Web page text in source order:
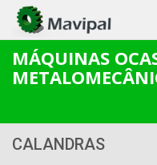
MÁQUINAS
CALANDRAS